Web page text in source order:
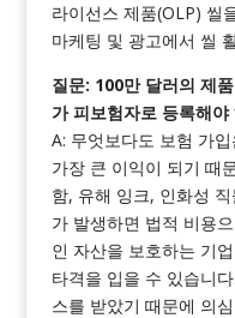
라이선스 제품(OLP) 씰
마케팅 및 광고에서 씰
질문: 100만 달러의 제
가 피보험자로 등록해
A: 무엇보다도 보험 가
가장 큰 이익이 되기 때
함, 유해 잉크, 인화성
가 발생하면 법적 비용
인 자산을 보호하는 기
타격을 입을 수 있습니
스를 받았기 때문에 의